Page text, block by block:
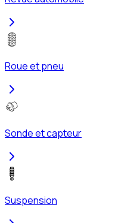
Roue et pneu
Sonde et capteur
Suspension